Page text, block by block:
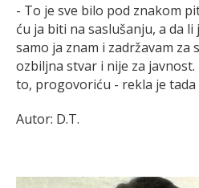
- To je sve bilo pod znakom
ću ja biti na saslušanju, a da
samo ja znam i zadržavam za
ozbiljna stvar i nije za
to, progovoriću - rekla je tada
Autor: D.T.